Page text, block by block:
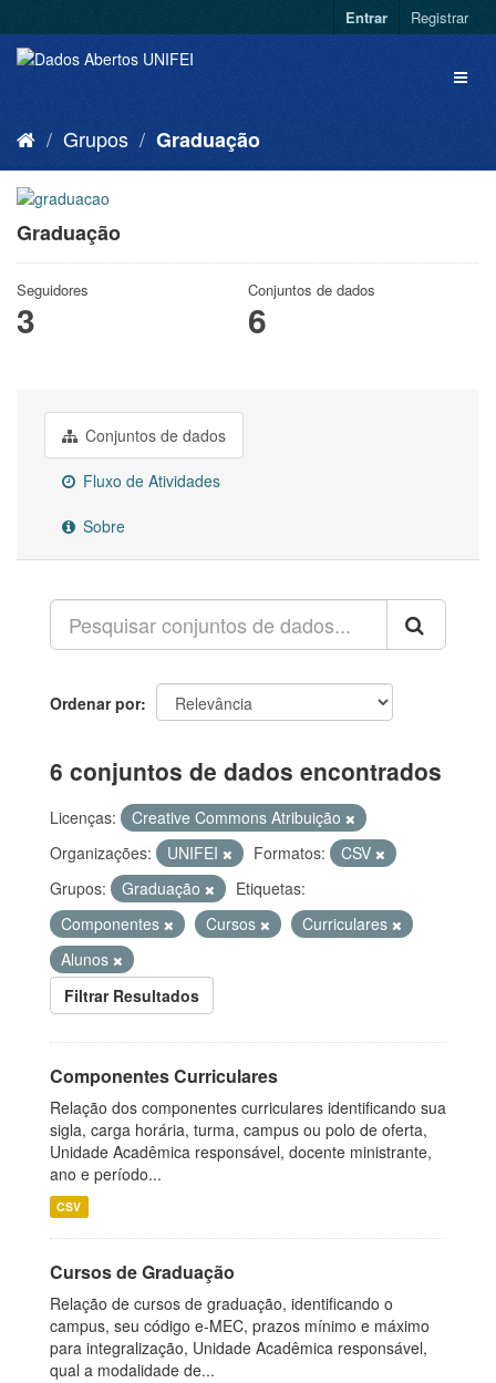
Entrar Registrar
Grupos Graduação
Graduação
Seguidores
3
Conjuntos de dados
6
Conjuntos de dados
Fluxo de Atividades
Sobre
Ordenar por
6 conjuntos de dados encontrados
Licenças:
Creative Commons Atribuição
Organizações:
UNIFEI Formatos:
CSV
Grupos:
Graduação
Etiquetas:
Componentes
Cursos
Curriculares
Alunos
Filtrar Resultados
Componentes Curriculares
Relação dos componentes curriculares identificando sua
sigla, carga horária, turma, campus ou polo de oferta,
Unidade Acadêmica responsável, docente ministrante,
ano e período...
CSV
Cursos de Graduação
Relação de cursos de graduação, identificando o
campus, seu código e-MEC, prazos mínimo e máximo
para integralização, Unidade Acadêmica responsável,
qual a modalidade de...